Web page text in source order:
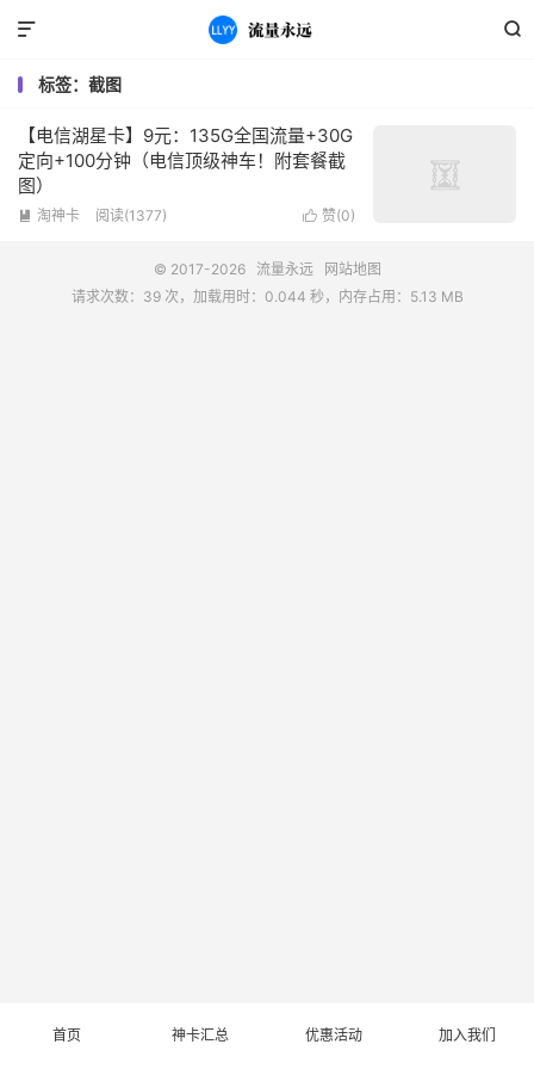


标签：截图
【电信湖星卡】9元：135G全国流量+30G
定向+100分钟（电信顶级神车！附套餐截
图）
 赞(0)
 淘神卡 阅读(1377)
首页 神卡汇总 优惠活动 加入我们
© 2017-2026 流量永远
网站地图
请求次数：39 次，加载用时：0.044 秒，内存占用：5.13 MB